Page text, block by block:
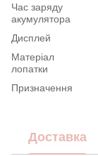
Час заряду
акумулятора
Дисплей
Матеріал
лопатки
Призначення
Доставка